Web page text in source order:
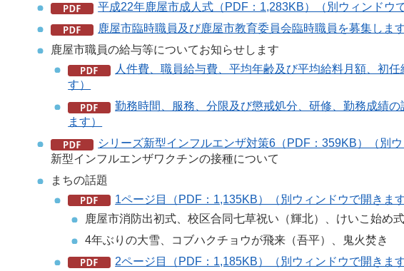
平成22年鹿屋市成人式（PDF：1,283KB）（別ウィンドウ
鹿屋市臨時職員及び鹿屋市教育委員会臨時職員を募集しま
鹿屋市職員の給与等についてお知らせします
人件費、職員給与費、平均年齢及び平均給料月額、初
す）
勤務時間、服務、分限及び懲戒処分、研修、勤務成績
ます）
シリーズ新型インフルエンザ対策6（PDF：359KB）（別ウ
新型インフルエンザワクチンの接種について
まちの話題
1ページ目（PDF：1,135KB）（別ウィンドウで開きます
鹿屋市消防出初式、校区合同七草祝い（輝北）、けいこ始め
4年ぶりの大雪、コブハクチョウが飛来（吾平）、鬼火焚き
2ページ目（PDF：1,185KB）（別ウィンドウで開きます